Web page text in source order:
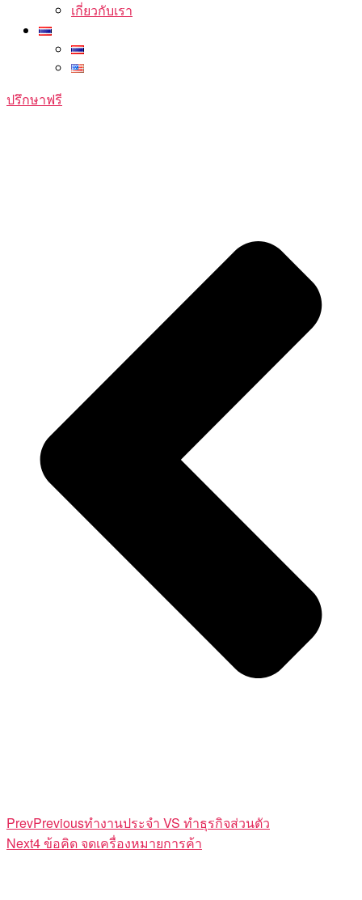
เกี่ยวกับเรา
ปรึกษาฟรี
PrevPreviousทำงานประจำ VS ทำธุรกิจส่วนตัว
Next4 ข้อคิด จดเครื่องหมายการค้า